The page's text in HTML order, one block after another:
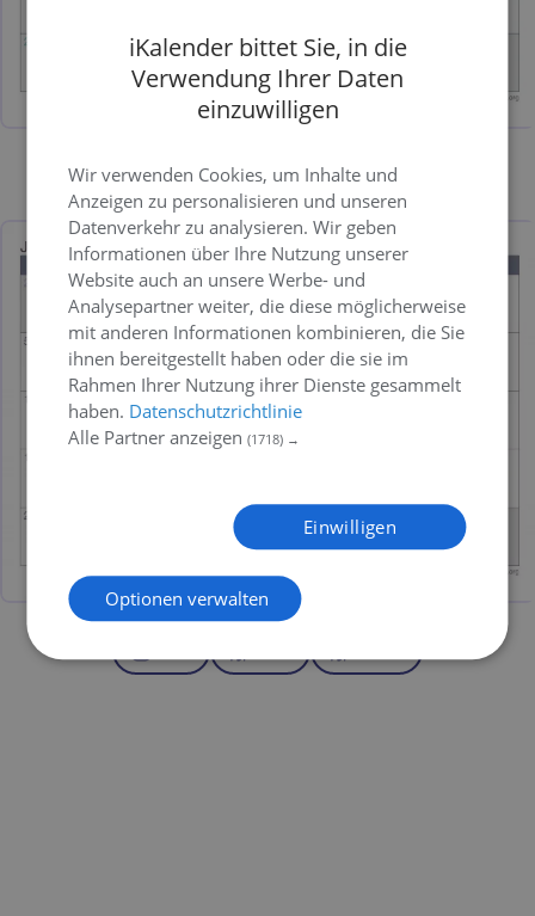
Bild PDF Excel
iKalender bittet Sie, in die
Verwendung Ihrer Daten
einzuwilligen
Wir verwenden Cookies, um Inhalte und
Anzeigen zu personalisieren und unseren
Datenverkehr zu analysieren. Wir geben
Informationen über Ihre Nutzung unserer
Website auch an unsere Werbe- und
Analysepartner weiter, die diese möglicherweise
mit anderen Informationen kombinieren, die Sie
ihnen bereitgestellt haben oder die sie im
Rahmen Ihrer Nutzung ihrer Dienste gesammelt
haben. Datenschutzrichtlinie
Alle Partner anzeigen(1718) →
Einwilligen
Optionen verwalten